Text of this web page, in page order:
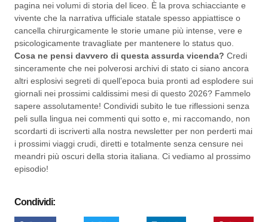
pagina nei volumi di storia del liceo. È la prova schiacciante e
vivente che la narrativa ufficiale statale spesso appiattisce o
cancella chirurgicamente le storie umane più intense, vere e
psicologicamente travagliate per mantenere lo status quo.
Cosa ne pensi davvero di questa assurda vicenda? Credi
sinceramente che nei polverosi archivi di stato ci siano ancora
altri esplosivi segreti di quell’epoca buia pronti ad esplodere sui
giornali nei prossimi caldissimi mesi di questo 2026? Fammelo
sapere assolutamente! Condividi subito le tue riflessioni senza
peli sulla lingua nei commenti qui sotto e, mi raccomando, non
scordarti di iscriverti alla nostra newsletter per non perderti mai
i prossimi viaggi crudi, diretti e totalmente senza censure nei
meandri più oscuri della storia italiana. Ci vediamo al prossimo
episodio!
Condividi: